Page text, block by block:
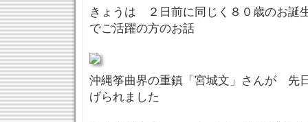
きょうは ２日前に同じく８０歳のお誕
でご活躍の方のお話
沖縄筝曲界の重鎮「宮城文」さんが 先
げられました